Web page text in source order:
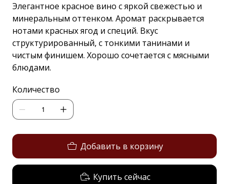
Элегантное красное вино с яркой свежестью и
минеральным оттенком. Аромат раскрывается
нотами красных ягод и специй. Вкус
структурированный, с тонкими танинами и
чистым финишем. Хорошо сочетается с мясными
блюдами.
Количество
Добавить в корзину
Купить сейчас